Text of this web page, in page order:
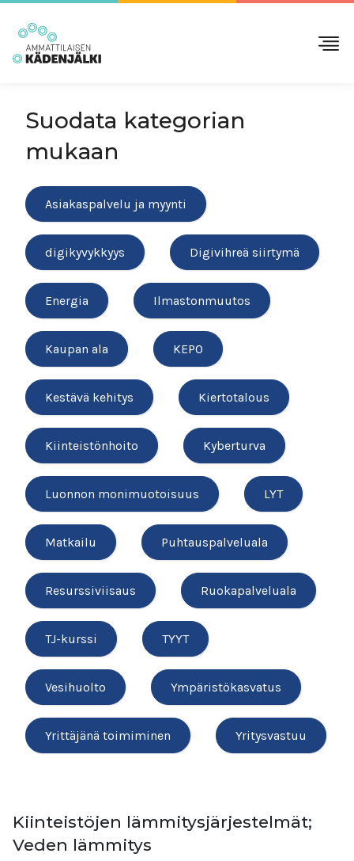
Suodata kategorian
mukaan
Asiakaspalvelu ja myynti
digikyvykkyys Digivihreä siirtymä
Energia Ilmastonmuutos
Kaupan ala KEPO
Kestävä kehitys Kiertotalous
Kiinteistönhoito Kyberturva
Luonnon monimuotoisuus LYT
Matkailu Puhtauspalveluala
Resurssiviisaus Ruokapalveluala
TJ-kurssi TYYT
Vesihuolto Ympäristökasvatus
Yrittäjänä toimiminen Yritysvastuu
Kiinteistöjen lämmitysjärjestelmät;
Veden lämmitys